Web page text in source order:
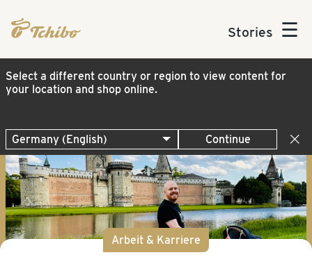
Stories ☰
Select a different country or region to view content for
your location and shop online.
Continue
Arbeit & Karriere